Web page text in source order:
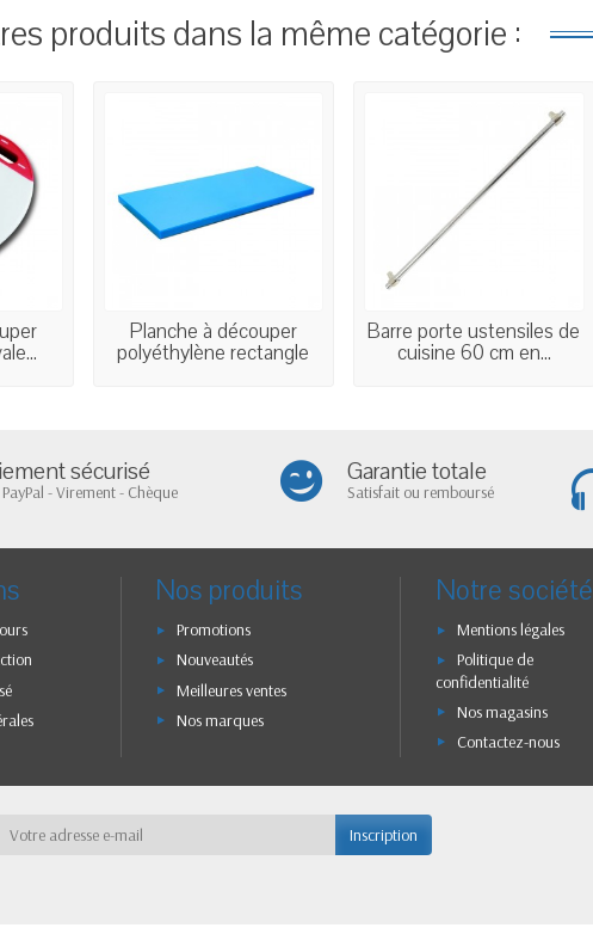
produits dans la même catégorie :
Planche à découper
polyéthylène rectangle
Barre porte ustensiles de
cuisine 60 cm en...
sécurisé
PayPal - Virement - Chèque
Garantie totale
Satisfait ou remboursé
Nos produits
Promotions
Nouveautés
Meilleures ventes
Nos marques
Notre société
Mentions légales
Politique de
confidentialité
Nos magasins
Contactez-nous
Inscription